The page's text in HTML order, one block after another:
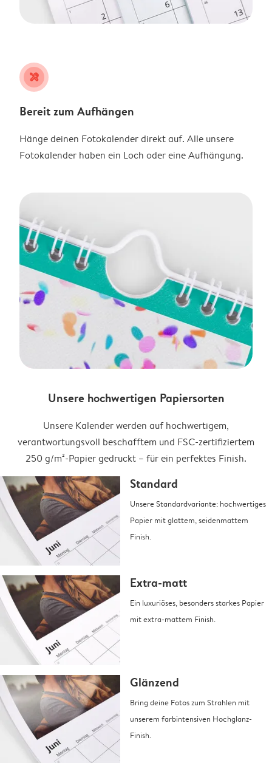
tools
Bereit zum Aufhängen
Hänge deinen Fotokalender direkt auf. Alle unsere
Fotokalender haben ein Loch oder eine Aufhängung.
Unsere hochwertigen Papiersorten
Unsere Kalender werden auf hochwertigem,
verantwortungsvoll beschafftem und FSC-zertifiziertem
250 g/m²-Papier gedruckt – für ein perfektes Finish.
Standard
Unsere Standardvariante: hochwertiges
Papier mit glattem, seidenmattem
Finish.
Extra-matt
Ein luxuriöses, besonders starkes Papier
mit extra-mattem Finish.
Glänzend
Bring deine Fotos zum Strahlen mit
unserem farbintensiven Hochglanz-
Finish.